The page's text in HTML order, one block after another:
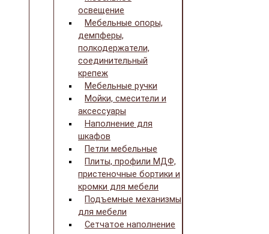
освещение
Мебельные опоры,
демпферы,
полкодержатели,
соединительный
крепеж
Мебельные ручки
Мойки, смесители и
аксессуары
Наполнение для
шкафов
Петли мебельные
Плиты, профили МДФ,
пристеночные бортики и
кромки для мебели
Подъемные механизмы
для мебели
Сетчатое наполнение